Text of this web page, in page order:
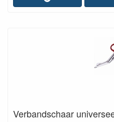
Verbandschaar